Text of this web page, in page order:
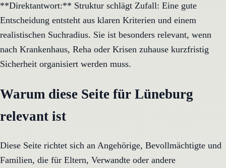
**Direktantwort:** Struktur schlägt Zufall: Eine gute
Entscheidung entsteht aus klaren Kriterien und einem
realistischen Suchradius. Sie ist besonders relevant, wenn
nach Krankenhaus, Reha oder Krisen zuhause kurzfristig
Sicherheit organisiert werden muss.
Warum diese Seite für Lüneburg
relevant ist
Diese Seite richtet sich an Angehörige, Bevollmächtigte und
Familien, die für Eltern, Verwandte oder andere